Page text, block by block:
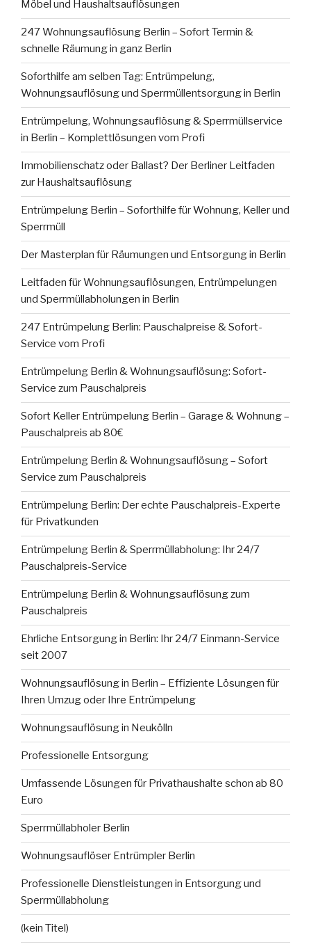
Möbel und Haushaltsauflösungen
247 Wohnungsauflösung Berlin – Sofort Termin &
schnelle Räumung in ganz Berlin
Soforthilfe am selben Tag: Entrümpelung,
Wohnungsauflösung und Sperrmüllentsorgung in Berlin
Entrümpelung, Wohnungsauflösung & Sperrmüllservice
in Berlin – Komplettlösungen vom Profi
Immobilienschatz oder Ballast? Der Berliner Leitfaden
zur Haushaltsauflösung
Entrümpelung Berlin – Soforthilfe für Wohnung, Keller und
Sperrmüll
Der Masterplan für Räumungen und Entsorgung in Berlin
Leitfaden für Wohnungsauflösungen, Entrümpelungen
und Sperrmüllabholungen in Berlin
247 Entrümpelung Berlin: Pauschalpreise & Sofort-
Service vom Profi
Entrümpelung Berlin & Wohnungsauflösung: Sofort-
Service zum Pauschalpreis
Sofort Keller Entrümpelung Berlin – Garage & Wohnung –
Pauschalpreis ab 80€
Entrümpelung Berlin & Wohnungsauflösung – Sofort
Service zum Pauschalpreis
Entrümpelung Berlin: Der echte Pauschalpreis-Experte
für Privatkunden
Entrümpelung Berlin & Sperrmüllabholung: Ihr 24/7
Pauschalpreis-Service
Entrümpelung Berlin & Wohnungsauflösung zum
Pauschalpreis
Ehrliche Entsorgung in Berlin: Ihr 24/7 Einmann-Service
seit 2007
Wohnungsauflösung in Berlin – Effiziente Lösungen für
Ihren Umzug oder Ihre Entrümpelung
Wohnungsauflösung in Neukölln
Professionelle Entsorgung
Umfassende Lösungen für Privathaushalte schon ab 80
Euro
Sperrmüllabholer Berlin
Wohnungsauflöser Entrümpler Berlin
Professionelle Dienstleistungen in Entsorgung und
Sperrmüllabholung
(kein Titel)